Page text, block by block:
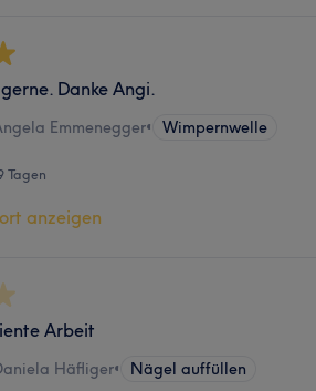
Danke Angi.
Emmenegger• Wimpernwelle
Tagen
anzeigen
Arbeit
Häfliger• Nägel auffüllen